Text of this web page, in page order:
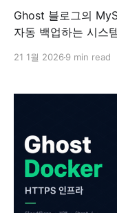
Ghost 블로그의
자동 백업하는 시스
21 1월 2026 9 min read